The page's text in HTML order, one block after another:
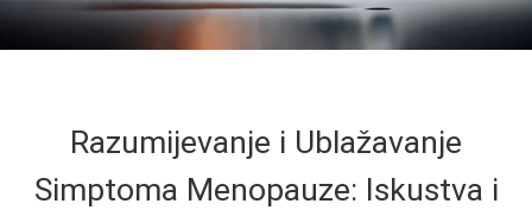
Razumijevanje i Ublažavanje
Simptoma Menopauze: Iskustva i